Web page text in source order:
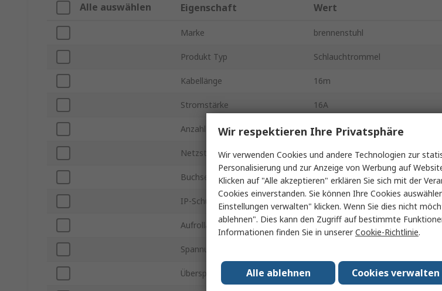
Alle auswählen Eigenschaft Wert
Marke brennenstuhl
Produkt Typ Schlauchtrommel
Kabellänge 16m
Stromstärke 16A
Anzahl der Buchsen 1
Netzstecker Typ CEE 7/7 Deutscher Schuko /
Buchsentyp Typ F
IP-Schutzart IP44
Aufrollautomatik Ja
Spannung
Überspannungsschutz
Wir respektieren Ihre Privatsphäre
Wir verwenden Cookies und andere Technologien zur
Personalisierung und zur Anzeige von Werbung auf
Klicken auf "Alle akzeptieren" erklären Sie sich mit der
Cookies einverstanden. Sie können Ihre Cookies
Einstellungen verwalten" klicken. Wenn Sie dies nicht
ablehnen". Dies kann den Zugriff auf bestimmte
Informationen finden Sie in unsererCookie-Richtlinie.
Cookies verwalten
Alle ablehnen